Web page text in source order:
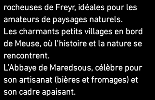
rocheuses de Freyr, idéales pour les
amateurs de paysages naturels.
Les charmants petits villages en bord
de Meuse, où l’histoire et la nature se
rencontrent.
L’Abbaye de Maredsous, célèbre pour
son artisanat (bières et fromages) et
son cadre apaisant.